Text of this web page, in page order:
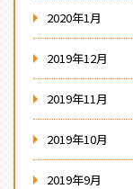
2020年1月
2019年12月
2019年11月
2019年10月
2019年9月